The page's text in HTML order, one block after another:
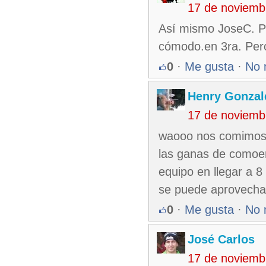
17 de
Así mismo JoseC.
cómodo.en 3ra.
0 · Me gusta · No
Henry
17 de
waooo nos
las ganas de
equipo en llegar a
se puede
0 · Me gusta · No
José Carlos
17 de